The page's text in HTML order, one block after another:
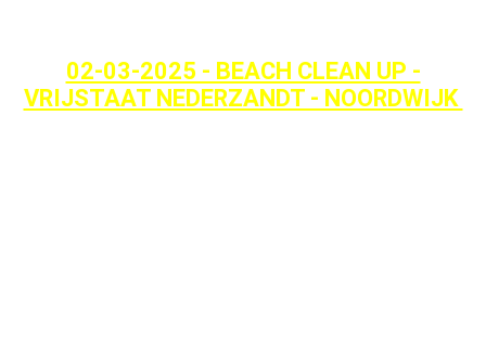
02-03-2025 - BEACH CLEAN UP -
VRIJSTAAT NEDERZANDT - NOORDWIJK